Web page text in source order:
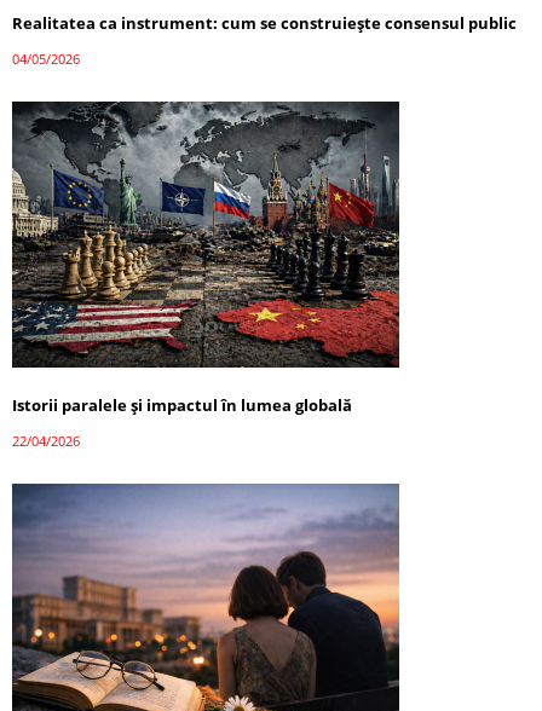
Realitatea ca instrument: cum se construiește consensul public
04/05/2026
Istorii paralele și impactul în lumea globală
22/04/2026